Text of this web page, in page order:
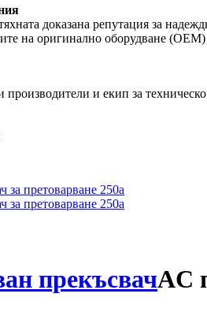
доказана репутация за
на оригинално оборудване
и екип за
прекъсвачAC